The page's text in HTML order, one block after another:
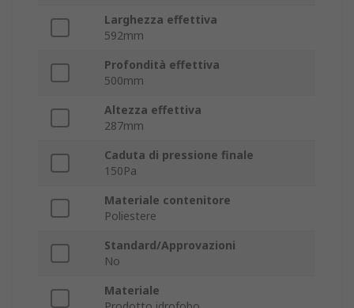
Larghezza effettiva
592mm
Profondità effettiva
500mm
Altezza effettiva
287mm
Caduta di pressione finale
150Pa
Materiale contenitore
Poliestere
Standard/Approvazioni
No
Materiale